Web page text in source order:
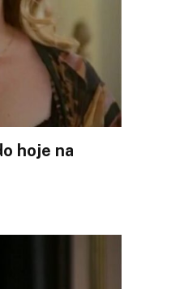
hoje na